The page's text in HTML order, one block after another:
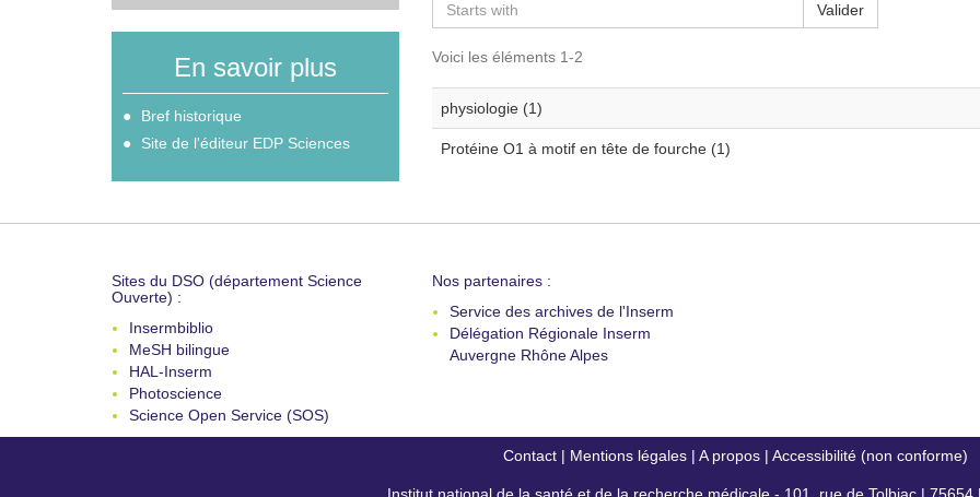
En savoir plus
Bref historique
Site de l'éditeur EDP Sciences
Valider
Voici les éléments 1-2
physiologie (1)
Protéine O1 à motif en tête de fourche (1)
Sites du DSO (département Science
Ouverte) :
Insermbiblio
MeSH bilingue
HAL-Inserm
Photoscience
Science Open Service (SOS)
Nos partenaires :
Service des archives de l'Inserm
Délégation Régionale Inserm
Auvergne Rhône Alpes
Contact| Mentions légales| A propos| Accessibilité (non conforme)